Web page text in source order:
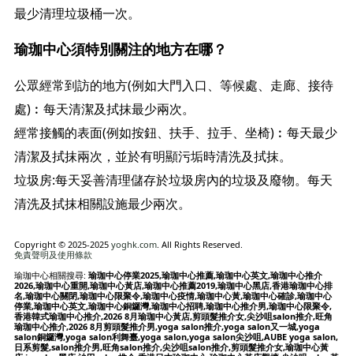
最少清理垃圾桶一次。
瑜珈中心須特別關注的地方在哪？
公眾經常到訪的地方(例如大門入口、等候處、走廊、接待
處)︰每天清潔及拭抹最少兩次。
經常接觸的表面(例如按鈕、扶手、拉手、坐椅)︰每天最少
清潔及拭抹兩次，並於有明顯污垢時清洗及拭抹。
垃圾房:每天妥善清理儲存於垃圾房內的垃圾及廢物。每天
清洗及拭抹相關設施最少兩次。
Copyright © 2025-2025 yoghk.com. All Rights Reserved.
免責聲明及使用條款
瑜珈中心相關搜尋: 瑜珈中心停業2025,瑜珈中心推薦,瑜珈中心英文,瑜珈中心推介
2026,瑜珈中心重開,瑜珈中心黃店,瑜珈中心推薦2019,瑜珈中心黑店,香港瑜珈中心排
名,瑜珈中心關閉,瑜珈中心限聚令,瑜珈中心疫情,瑜珈中心黃,瑜珈中心確診,瑜珈中心
停業,瑜珈中心英文,瑜珈中心銅鑼灣,瑜珈中心招聘,瑜珈中心推介男,瑜珈中心限聚令,
香港韓式瑜珈中心推介,2026 8月瑜珈中心黃店,剪頭髮推介女,尖沙咀salon推介,旺角
瑜珈中心推介,2026 8月剪頭髮推介男,yoga salon推介,yoga salon又一城,yoga
salon銅鑼灣,yoga salon利舞臺,yoga salon,yoga salon尖沙咀,AUBE yoga salon,
日系剪髮,salon推介男,旺角salon推介,尖沙咀salon推介,剪頭髮推介女,瑜珈中心黃